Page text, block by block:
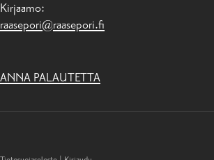
Kirjaamo:
raasepori@raasepori.fi
ANNA PALAUTETTA